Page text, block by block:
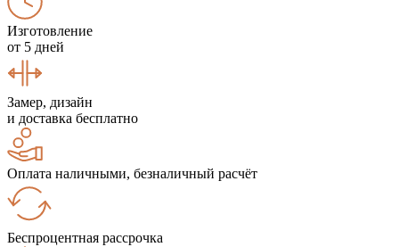
Изготовление
от 5 дней
Замер, дизайн
и доставка бесплатно
Оплата наличными, безналичный расчёт
Беспроцентная рассрочка